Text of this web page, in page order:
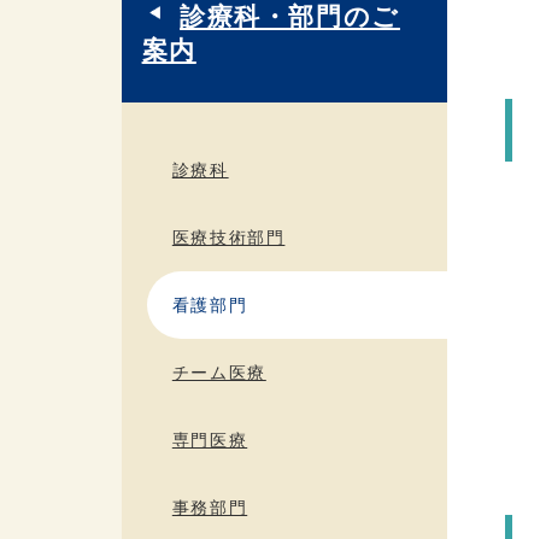
診療科・部門のご
案内
診療科
医療技術部門
看護部門
チーム医療
専門医療
事務部門